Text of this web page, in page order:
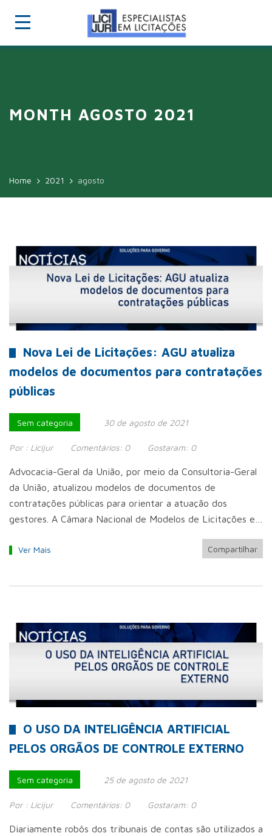
MONTH AGOSTO 2021
Home 2021 agosto
Nova Lei de Licitações: AGU atualiza
modelos de documentos para contratações
públicas
Sem categoria 30 de agosto de 2021
Por : Licijur Comentários: 0 Gostaram: 0
Advocacia-Geral da União, por meio da Consultoria-Geral
da União, atualizou modelos de documentos de
contratações públicas para orientar a atuação dos
gestores. A Câmara Nacional de Modelos de Licitações e…
Ver Mais Compartilhar
O USO DA INTELIGÊNCIA ARTIFICIAL
PELOS ORGÃOS DE CONTROLE EXTERNO
Sem categoria 25 de agosto de 2021
Por : Licijur Comentários: 0 Gostaram: 0
Diariamente robôs dos tribunais de contas são utilizados a